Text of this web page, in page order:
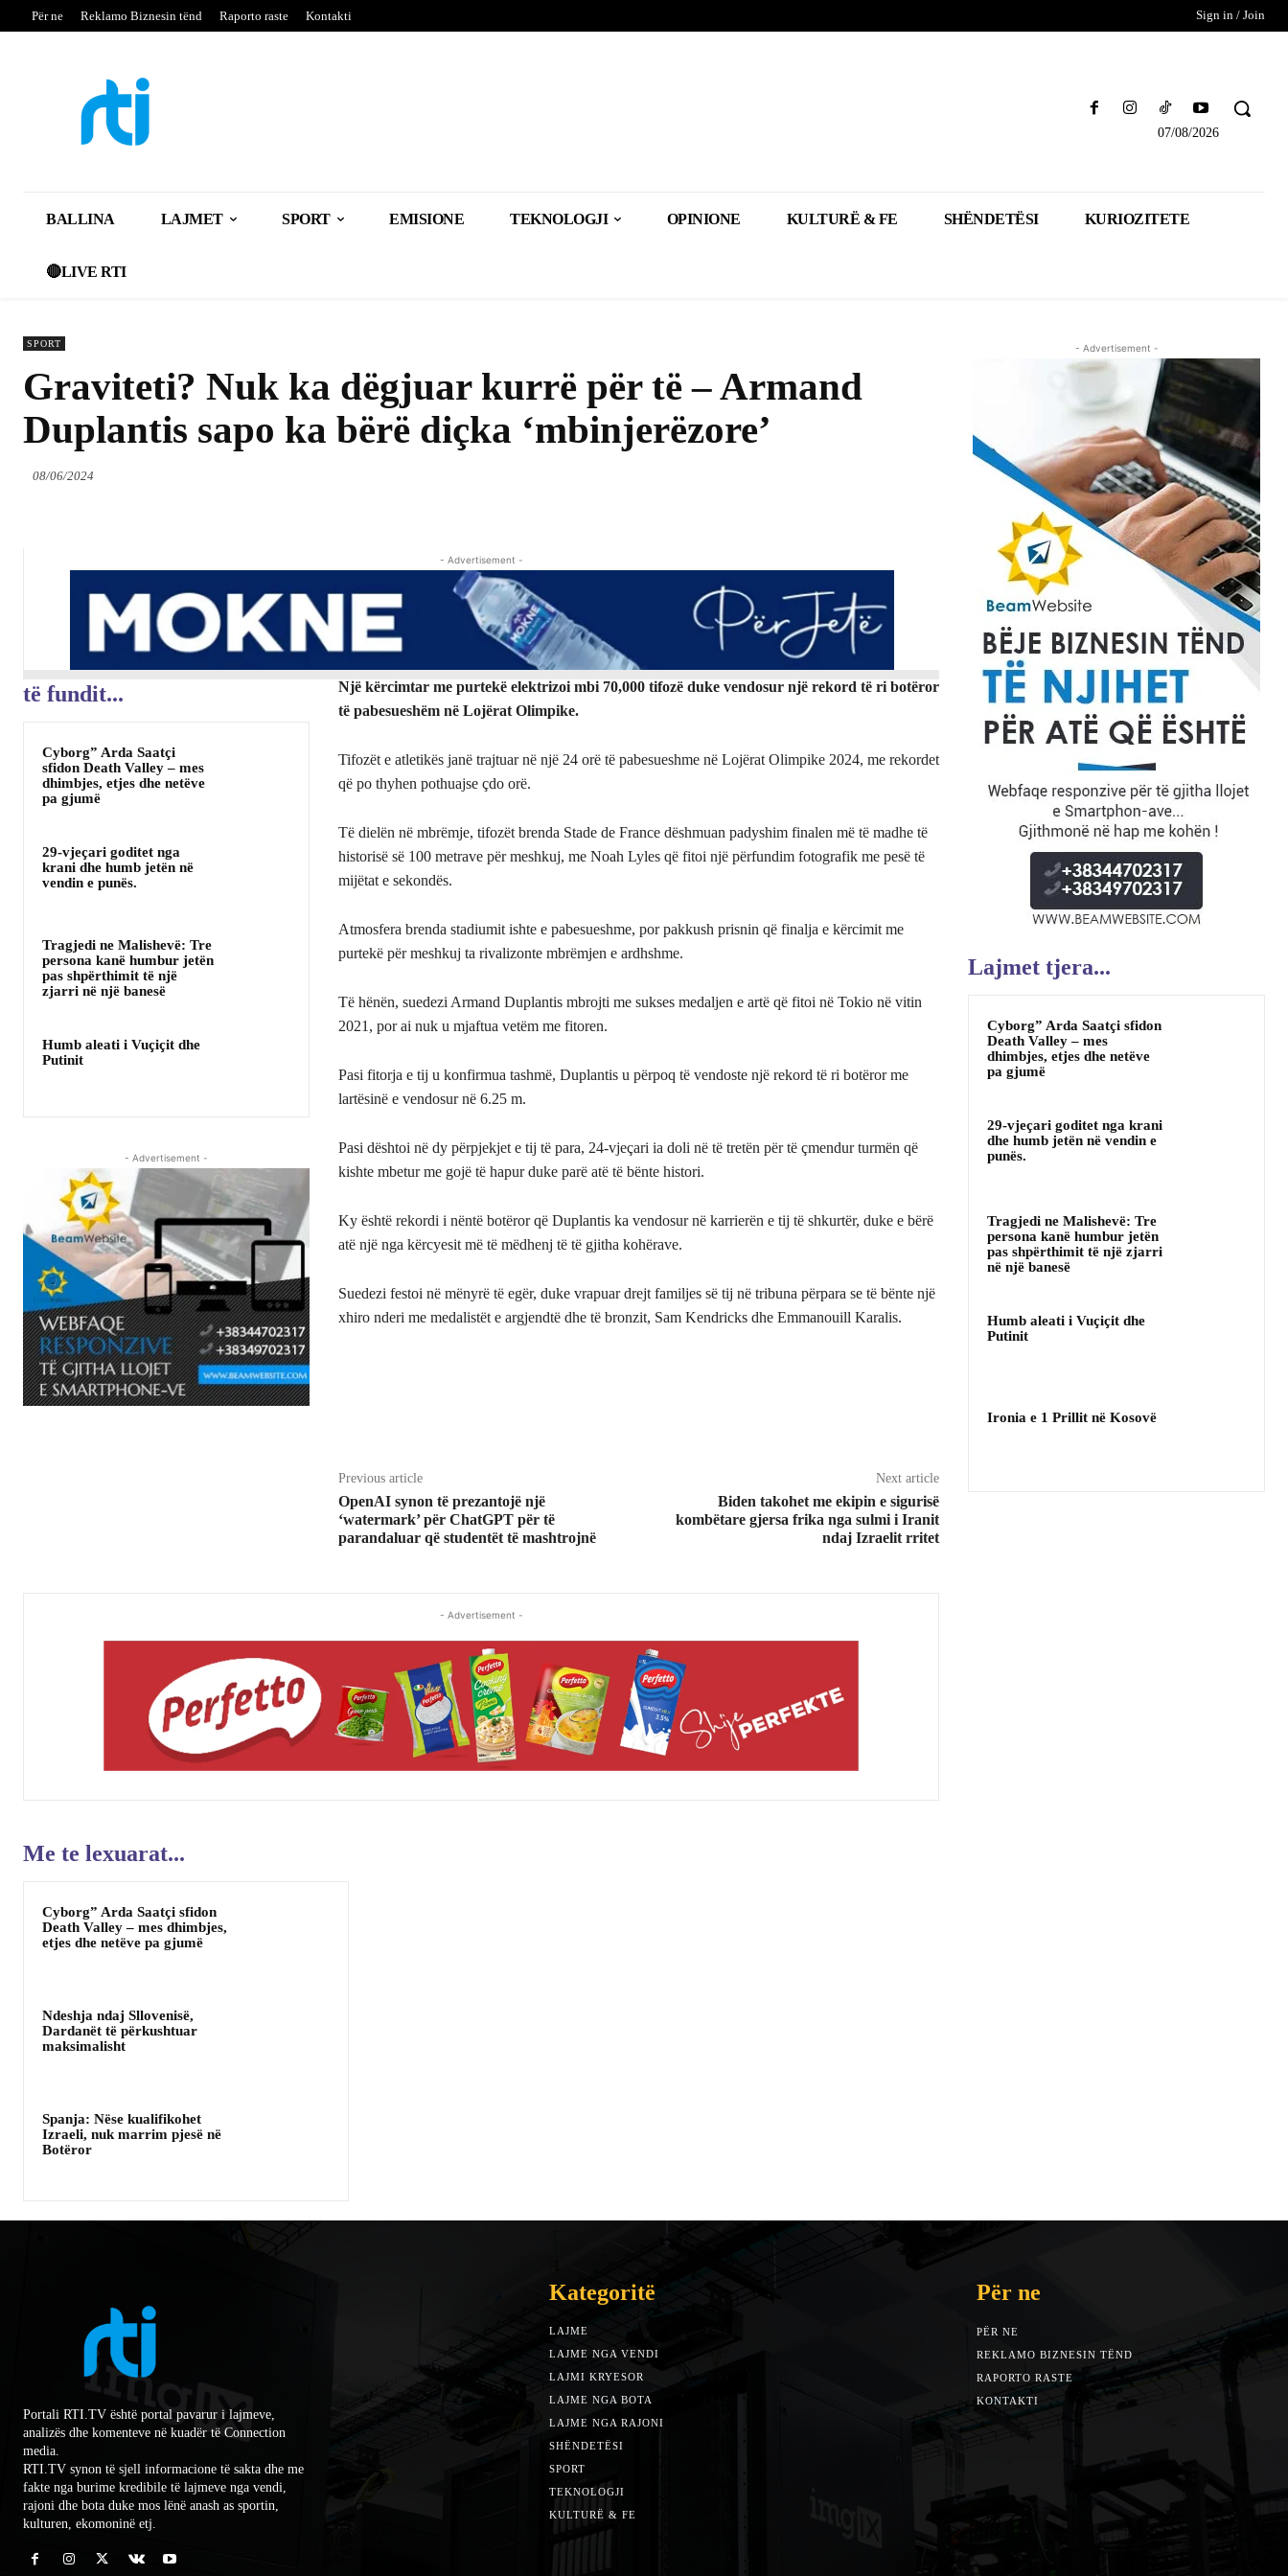
Për ne Reklamo Biznesin tënd Raporto raste Kontakti Sign in / Join
07/08/2026
BALLINA LAJMET SPORT EMISIONE TEKNOLOGJI OPINIONE KULTURË & FE SHËNDETËSI KURIOZITETE
🔴LIVE RTI
SPORT
Graviteti? Nuk ka dëgjuar kurrë për të – Armand
Duplantis sapo ka bërë diçka ‘mbinjerëzore’
08/06/2024
- Advertisement -
të fundit...
Cyborg” Arda Saatçi
sfidon Death Valley – mes
dhimbjes, etjes dhe netëve
pa gjumë
29-vjeçari goditet nga
krani dhe humb jetën në
vendin e punës.
Tragjedi ne Malishevë: Tre
persona kanë humbur jetën
pas shpërthimit të një
zjarri në një banesë
Humb aleati i Vuçiçit dhe
Putinit
- Advertisement -
Një kërcimtar me purtekë elektrizoi mbi 70,000 tifozë duke vendosur një rekord të ri botëror
të pabesueshëm në Lojërat Olimpike.
Tifozët e atletikës janë trajtuar në një 24 orë të pabesueshme në Lojërat Olimpike 2024, me rekordet
që po thyhen pothuajse çdo orë.
Të dielën në mbrëmje, tifozët brenda Stade de France dëshmuan padyshim finalen më të madhe të
historisë së 100 metrave për meshkuj, me Noah Lyles që fitoi një përfundim fotografik me pesë të
mijëtat e sekondës.
Atmosfera brenda stadiumit ishte e pabesueshme, por pakkush prisnin që finalja e kërcimit me
purtekë për meshkuj ta rivalizonte mbrëmjen e ardhshme.
Të hënën, suedezi Armand Duplantis mbrojti me sukses medaljen e artë që fitoi në Tokio në vitin
2021, por ai nuk u mjaftua vetëm me fitoren.
Pasi fitorja e tij u konfirmua tashmë, Duplantis u përpoq të vendoste një rekord të ri botëror me
lartësinë e vendosur në 6.25 m.
Pasi dështoi në dy përpjekjet e tij të para, 24-vjeçari ia doli në të tretën për të çmendur turmën që
kishte mbetur me gojë të hapur duke parë atë të bënte histori.
Ky është rekordi i nëntë botëror që Duplantis ka vendosur në karrierën e tij të shkurtër, duke e bërë
atë një nga kërcyesit më të mëdhenj të të gjitha kohërave.
Suedezi festoi në mënyrë të egër, duke vrapuar drejt familjes së tij në tribuna përpara se të bënte një
xhiro nderi me medalistët e argjendtë dhe të bronzit, Sam Kendricks dhe Emmanouill Karalis.
Previous article
OpenAI synon të prezantojë një
‘watermark’ për ChatGPT për të
parandaluar që studentët të mashtrojnë
Next article
Biden takohet me ekipin e sigurisë
kombëtare gjersa frika nga sulmi i Iranit
ndaj Izraelit rritet
- Advertisement -
Me te lexuarat...
Cyborg” Arda Saatçi sfidon
Death Valley – mes dhimbjes,
etjes dhe netëve pa gjumë
Ndeshja ndaj Sllovenisë,
Dardanët të përkushtuar
maksimalisht
Spanja: Nëse kualifikohet
Izraeli, nuk marrim pjesë në
Botëror
- Advertisement -
Lajmet tjera...
Cyborg” Arda Saatçi sfidon
Death Valley – mes
dhimbjes, etjes dhe netëve
pa gjumë
29-vjeçari goditet nga krani
dhe humb jetën në vendin e
punës.
Tragjedi ne Malishevë: Tre
persona kanë humbur jetën
pas shpërthimit të një zjarri
në një banesë
Humb aleati i Vuçiçit dhe
Putinit
Ironia e 1 Prillit në Kosovë
Portali RTI.TV është portal pavarur i lajmeve,
analizës dhe komenteve në kuadër të Connection
media.
RTI.TV synon të sjell informacione të sakta dhe me
fakte nga burime kredibile të lajmeve nga vendi,
rajoni dhe bota duke mos lënë anash as sportin,
kulturen, ekomoninë etj.
Kategoritë
LAJME
LAJME NGA VENDI
LAJMI KRYESOR
LAJME NGA BOTA
LAJME NGA RAJONI
SHËNDETËSI
SPORT
TEKNOLOGJI
KULTURË & FE
Për ne
PËR NE
REKLAMO BIZNESIN TËND
RAPORTO RASTE
KONTAKTI